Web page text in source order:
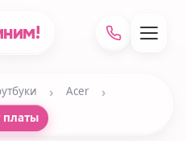
› Acer ›
платы